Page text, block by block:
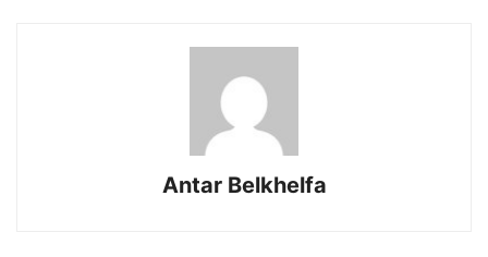
Antar Belkhelfa